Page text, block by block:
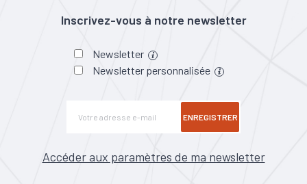
Inscrivez-vous à notre newsletter
Newsletter
Newsletter personnalisée
ENREGISTRER
Accéder aux paramètres de ma newsletter